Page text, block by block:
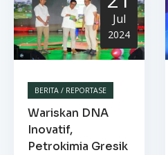
Jul
2024
BERITA / REPORTASE
Wariskan DNA
Inovatif,
Petrokimia Gresik